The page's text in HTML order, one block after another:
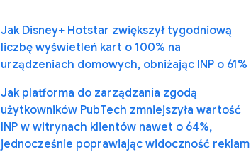
Jak Disney+ Hotstar zwiększył tygodniową
liczbę wyświetleń kart o 100% na
urządzeniach domowych, obniżając INP o 61%
Jak platforma do zarządzania zgodą
użytkowników PubTech zmniejszyła wartość
INP w witrynach klientów nawet o 64%,
jednocześnie poprawiając widoczność reklam